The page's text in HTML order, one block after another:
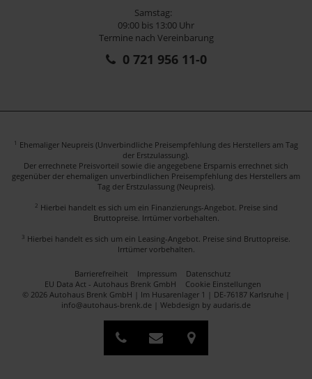
Samstag:
09:00 bis 13:00 Uhr
Termine nach Vereinbarung
0 721 956 11-0
1 Ehemaliger Neupreis (Unverbindliche Preisempfehlung des Herstellers am Tag
der Erstzulassung).
Der errechnete Preisvorteil sowie die angegebene Ersparnis errechnet sich
gegenüber der ehemaligen unverbindlichen Preisempfehlung des Herstellers am
Tag der Erstzulassung (Neupreis).
2 Hierbei handelt es sich um ein Finanzierungs-Angebot. Preise sind
Bruttopreise. Irrtümer vorbehalten.
3 Hierbei handelt es sich um ein Leasing-Angebot. Preise sind Bruttopreise.
Irrtümer vorbehalten.
Barrierefreiheit Impressum
Datenschutz
EU Data Act - Autohaus Brenk GmbH
Cookie Einstellungen
© 2026 Autohaus Brenk GmbH | Im Husarenlager 1 | DE-76187 Karlsruhe |
info@autohaus-brenk.de | Webdesign by audaris.de